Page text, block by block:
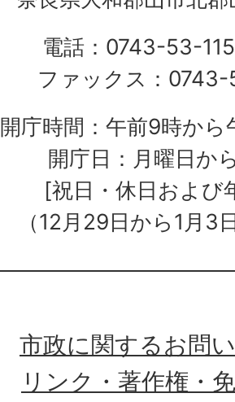
電話：0743-53-
ファックス：
開庁時間：午前9時か
開庁日：月曜日か
[祝日・休日および
（12月29日から1月3
市政に関するお問
リンク・著作権・